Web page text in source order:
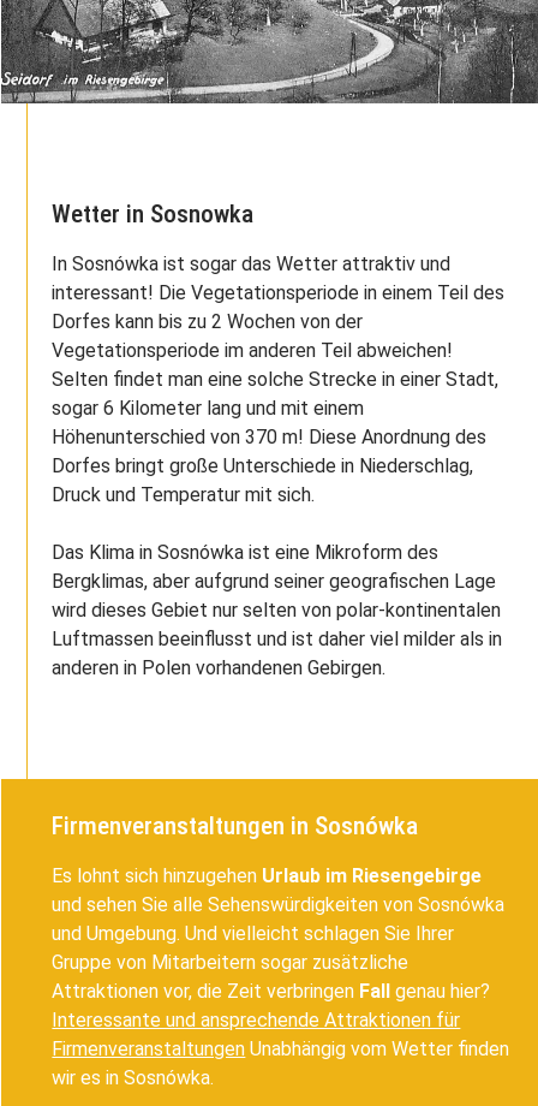
Wetter in Sosnowka
In Sosnówka ist sogar das Wetter attraktiv und
interessant! Die Vegetationsperiode in einem Teil des
Dorfes kann bis zu 2 Wochen von der
Vegetationsperiode im anderen Teil abweichen!
Selten findet man eine solche Strecke in einer Stadt,
sogar 6 Kilometer lang und mit einem
Höhenunterschied von 370 m! Diese Anordnung des
Dorfes bringt große Unterschiede in Niederschlag,
Druck und Temperatur mit sich.
Das Klima in Sosnówka ist eine Mikroform des
Bergklimas, aber aufgrund seiner geografischen Lage
wird dieses Gebiet nur selten von polar-kontinentalen
Luftmassen beeinflusst und ist daher viel milder als in
anderen in Polen vorhandenen Gebirgen.
Firmenveranstaltungen in Sosnówka
Es lohnt sich hinzugehen Urlaub im Riesengebirge
und sehen Sie alle Sehenswürdigkeiten von Sosnówka
und Umgebung. Und vielleicht schlagen Sie Ihrer
Gruppe von Mitarbeitern sogar zusätzliche
Attraktionen vor, die Zeit verbringen Fall
genau hier?
Interessante und ansprechende Attraktionen für
Firmenveranstaltungen Unabhängig vom Wetter finden
wir es in Sosnówka.